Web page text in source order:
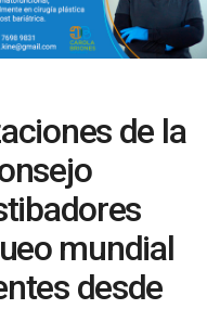
de la
mundial
desde